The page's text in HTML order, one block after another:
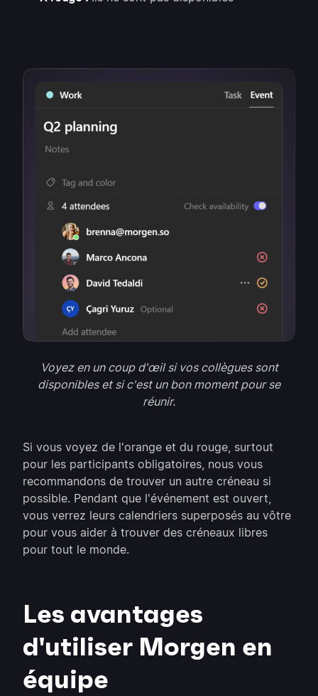
Voyez en un coup d'œil si vos collègues sont
disponibles et si c'est un bon moment pour se
réunir.
Si vous voyez de l'orange et du rouge, surtout
pour les participants obligatoires, nous vous
recommandons de trouver un autre créneau si
possible. Pendant que l'événement est ouvert,
vous verrez leurs calendriers superposés au vôtre
pour vous aider à trouver des créneaux libres
pour tout le monde.
Les avantages
d'utiliser Morgen en
équipe